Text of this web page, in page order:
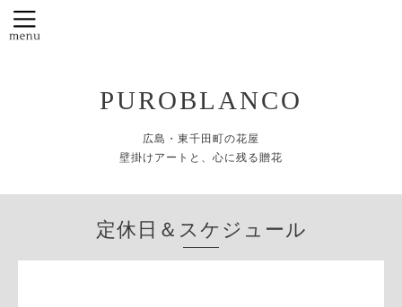
PUROBLANCO
広島・東千田町の花屋
壁掛けアートと、心に残る贈花
定休日＆スケジュール